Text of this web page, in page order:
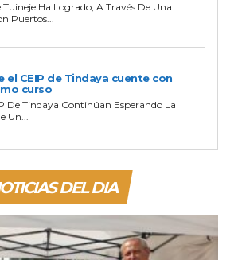
Ha Logrado, A Través De Una
Puertos...
el CEIP de Tindaya cuente con
curso
De Tindaya Continúan Esperando La
Un...
DEL DIA